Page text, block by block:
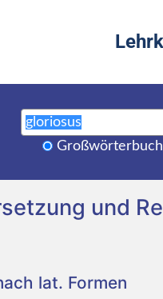
Großwörterbuch
und
lat. Formen